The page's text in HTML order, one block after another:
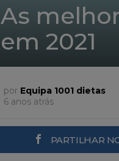
As
em 2021
por Equipa 1001 dietas
6 anos atrás
PARTILHAR